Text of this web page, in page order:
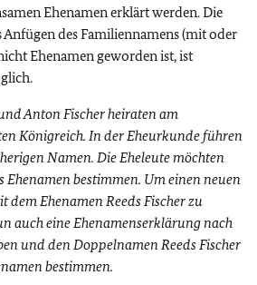
Ehenamen erklärt werden. Die
des Familiennamens (mit oder
Ehenamen geworden ist, ist
Anton Fischer heiraten am
Königreich. In der Eheurkunde führen
Namen. Die Eheleute möchten
Ehenamen bestimmen. Um einen neuen
dem Ehenamen Reeds Fischer zu
auch eine Ehenamenserklärung nach
und den Doppelnamen Reeds Fischer
bestimmen.